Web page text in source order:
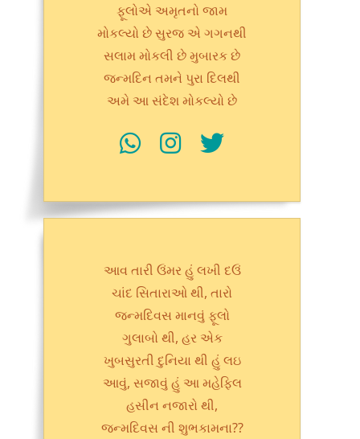
ફૂલોએ અમૃતનો જામ
મોકલ્યો છે સુરજ એ ગગનથી
સલામ મોકલી છે મુબારક છે
જન્મદિન તમને પુરા દિલથી
અમે આ સંદેશ મોકલ્યો છે
આવ તારી ઉંમર હું લખી દઉં
ચાંદ સિતારાઓ થી, તારો
જન્મદિવસ માનવું ફૂલો
ગુલાબો થી, હર એક
ખુબસુરતી દુનિયા થી હું લઇ
આવું, સજાવું હું આ મહેફિલ
હસીન નજારો થી,
જન્મદિવસ ની શુભકામના??